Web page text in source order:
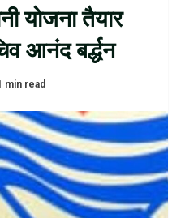
योजना तैयार
आनंद बर्द्धन
min read